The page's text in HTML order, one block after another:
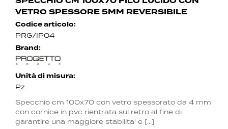
VETRO SPESSORE 5MM REVERSIBILE
Codice articolo:
PRG/IP04
Brand:
Unità di misura:
Pz
Specchio cm 100x70 con vetro spessorato da 4 mm
con cornice in pvc rientrata sul retro al fine di
garantire una maggiore stabilita' e [...]